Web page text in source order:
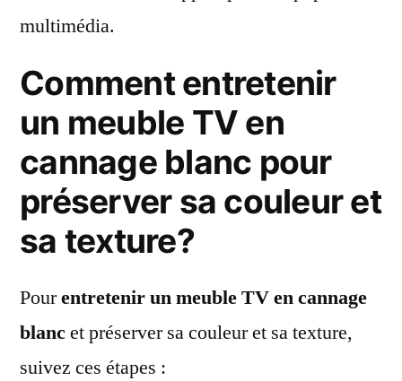
multimédia.
Comment entretenir
un meuble TV en
cannage blanc pour
préserver sa couleur et
sa texture?
Pourentretenir un meuble TV en cannage
blancet préserver sa couleur et sa texture,
suivez ces étapes :